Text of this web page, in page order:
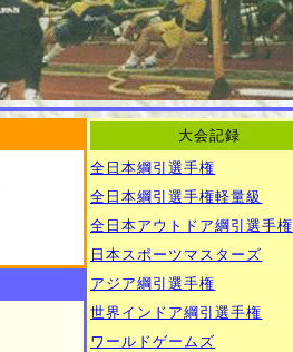
大会記録
全日本綱引選手権
全日本綱引選手権軽量級
全日本アウトドア綱引選手権
日本スポーツマスターズ
アジア綱引選手権
世界インドア綱引選手権
ワールドゲームズ